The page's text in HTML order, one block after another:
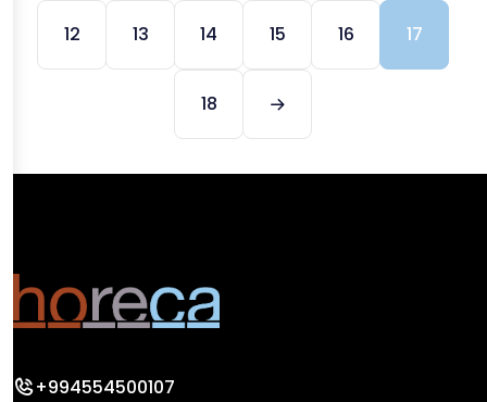
12 13 14 15 16 17
18
+994554500107